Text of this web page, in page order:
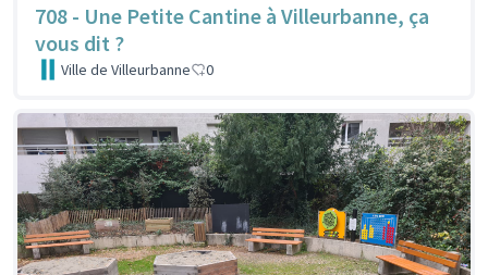
708 - Une Petite Cantine à Villeurbanne, ça
vous dit ?
Ville de Villeurbanne 0